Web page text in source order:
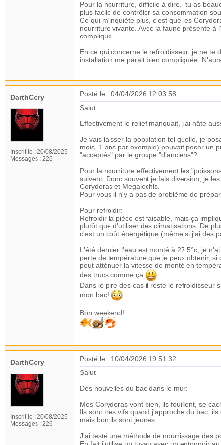
Pour la nourriture, difficile à dire. tu as
plus facile de contrôler sa consommation
Ce qui m'inquiète plus, c'est que les
nourriture vivante. Avec la faune présente
compliqué.
En ce qui concerne le refroidisseur, je ne te
installation me parait bien compliquée.
DarthCory
Inscrit le : 20/08/2025
Messages : 226
Posté le : 04/04/2026 12:03:58
Salut
Effectivement le relief manquait, j'ai hâte
Je vais laisser la population tel quelle, je
mois, 1 ans par exemple) pouvait poser un
"acceptés" par le groupe "d'anciens"?
Pour la nourriture effectivement les
suivent. Donc souvent je fais diversion, je
Corydoras et Megalechis.
Pour vous il n'y a pas de problème de
Pour refroidir:
Refroidir la pièce est faisable, mais ça
plutôt que d'utiliser des climatisations. De
c'est un coût énergétique (même si j'ai des
L'été dernier l'eau est monté à 27.5°c, je
perte de température que je peux obtenir,
peut atténuer la vitesse de monté en
des trucs comme ça
Dans le pire des cas il reste le refroidisseur
mon bac!
Bon weekend!
DarthCory
Inscrit le : 20/08/2025
Messages : 226
Posté le : 10/04/2026 19:51:32
Salut
Des nouvelles du bac dans le mur:
Mes Corydoras vont bien, ils fouillent, se
Ils sont très vifs quand j'approche du bac,
mais bon ils sont jeunes.
J'ai testé une méthode de nourrissage des